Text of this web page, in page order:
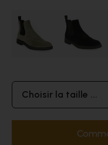
Choisir la taille ...